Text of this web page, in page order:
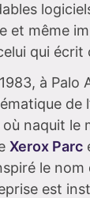
et même
qui écrit
à Palo
de
naquit le
Xerox Parc
le nom
est